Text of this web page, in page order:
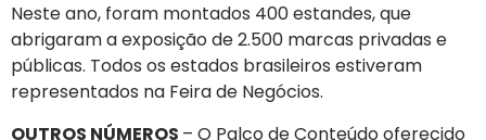
Neste ano, foram montados 400 estandes, que
abrigaram a exposição de 2.500 marcas privadas e
públicas. Todos os estados brasileiros estiveram
representados na Feira de Negócios.
OUTROS NÚMEROS – O Palco de Conteúdo oferecido